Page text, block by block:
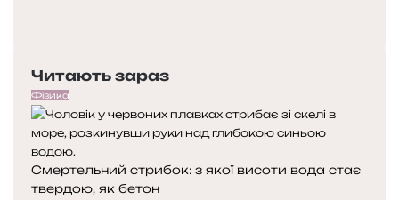
у
я
в
и
р
е
д
н
я
с
т
т
у
п
н
а
с
т
Читають зараз
Фізика
Смертельний стрибок: з якої висоти вода стає
твердою, як бетон